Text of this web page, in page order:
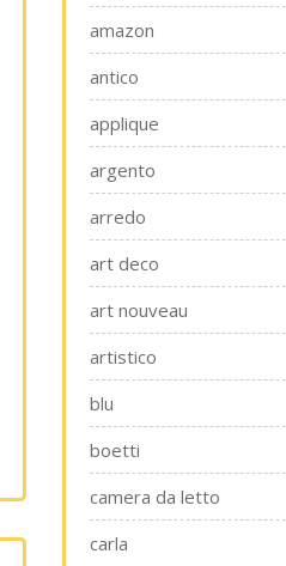
amazon
antico
applique
argento
arredo
art deco
art nouveau
artistico
blu
boetti
camera da letto
carla